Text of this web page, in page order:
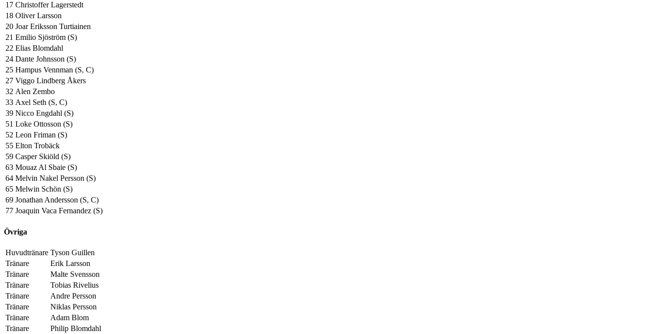
17 Christoffer Lagerstedt
18 Oliver Larsson
20 Joar Eriksson Turtiainen
21 Emilio Sjöström (S)
22 Elias Blomdahl
24 Dante Johnsson (S)
25 Hampus Vennman (S, C)
27 Viggo Lindberg Åkers
32 Alen Zembo
33 Axel Seth (S, C)
39 Nicco Engdahl (S)
51 Loke Ottosson (S)
52 Leon Friman (S)
55 Elton Trobäck
59 Casper Skiöld (S)
63 Mouaz Al Sbaie (S)
64 Melvin Nakel Persson (S)
65 Melwin Schön (S)
69 Jonathan Andersson (S, C)
77 Joaquin Vaca Fernandez (S)
Övriga
Huvudtränare Tyson Guillen
Tränare
Erik Larsson
Tränare
Malte Svensson
Tränare
Tobias Rivelius
Tränare
Andre Persson
Tränare
Niklas Persson
Tränare
Adam Blom
Tränare
Philip Blomdahl